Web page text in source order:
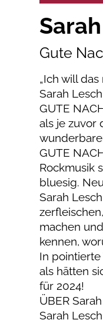
Gute
„Ich will
Sarah
GUTE
als je zuvor
GUTE
Rockmusik
bluesig.
Sarah
machen
kennen,
In
als hätten
für 2024!
ÜBER
Sarah